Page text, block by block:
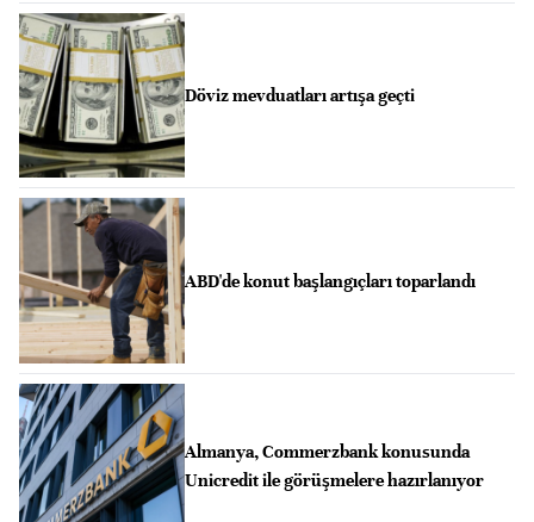
Döviz mevduatları artışa geçti
ABD'de konut başlangıçları toparlandı
Almanya, Commerzbank konusunda
Unicredit ile görüşmelere hazırlanıyor